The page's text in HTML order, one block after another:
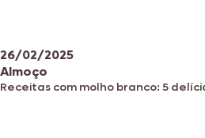
26/02/2025
Almoço
Receitas com molho branco: 5